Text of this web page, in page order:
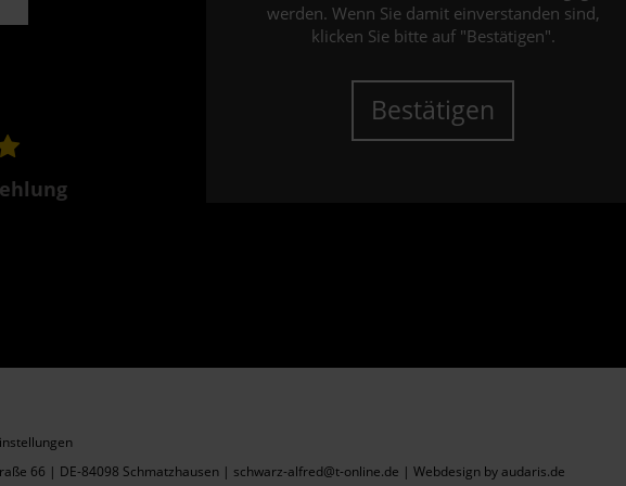
werden. Wenn Sie damit einverstanden sind,
klicken Sie bitte auf "Bestätigen".
Bestätigen
66 | DE-84098 Schmatzhausen | schwarz-alfred@t-online.de | Webdesign by audaris.de